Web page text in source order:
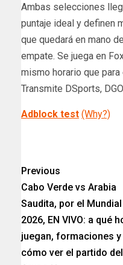
Ambas selecciones
puntaje ideal y definen
que quedará en mano
empate. Se juega en
mismo horario que
Transmite DSports,
Adblock test (Why?)
Previous
Cabo Verde vs Arabia
Saudita, por el Mundial
2026, EN VIVO: a qué
juegan, formaciones y
cómo ver el partido del